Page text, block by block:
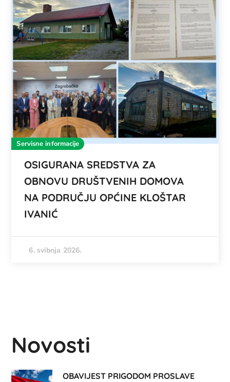
Servisne informacije
OSIGURANA SREDSTVA ZA
OBNOVU DRUŠTVENIH DOMOVA
NA PODRUČJU OPĆINE KLOŠTAR
IVANIĆ
6. svibnja 2026.
Novosti
OBAVIJEST PRIGODOM PROSLAVE